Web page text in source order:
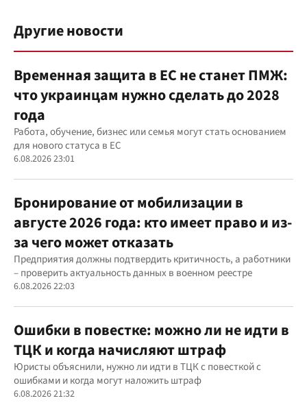
Другие новости
Временная защита в ЕС не станет ПМЖ:
что украинцам нужно сделать до 2028
года
Работа, обучение, бизнес или семья могут стать основанием
для нового статуса в ЕС
6.08.2026 23:01
Бронирование от мобилизации в
августе 2026 года: кто имеет право и из-
за чего может отказать
Предприятия должны подтвердить критичность, а работники
– проверить актуальность данных в военном реестре
6.08.2026 22:03
Ошибки в повестке: можно ли не идти в
ТЦК и когда начисляют штраф
Юристы объяснили, нужно ли идти в ТЦК с повесткой с
ошибками и когда могут наложить штраф
6.08.2026 21:32